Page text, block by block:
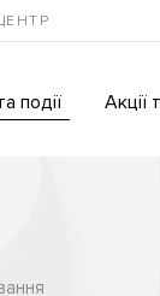
події Акції